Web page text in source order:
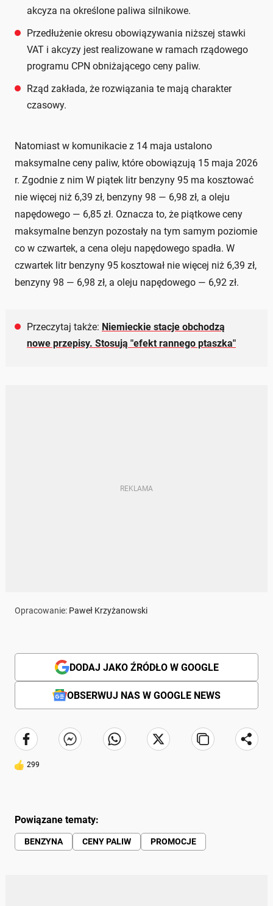
akcyza na określone paliwa silnikowe.
Przedłużenie okresu obowiązywania niższej stawki
VAT i akcyzy jest realizowane w ramach rządowego
programu CPN obniżającego ceny paliw.
Rząd zakłada, że rozwiązania te mają charakter
czasowy.
Natomiast w komunikacie z 14 maja ustalono
maksymalne ceny paliw, które obowiązują 15 maja 2026
r. Zgodnie z nim W piątek litr benzyny 95 ma kosztować
nie więcej niż 6,39 zł, benzyny 98 — 6,98 zł, a oleju
napędowego — 6,85 zł. Oznacza to, że piątkowe ceny
maksymalne benzyn pozostały na tym samym poziomie
co w czwartek, a cena oleju napędowego spadła. W
czwartek litr benzyny 95 kosztował nie więcej niż 6,39 zł,
benzyny 98 — 6,98 zł, a oleju napędowego — 6,92 zł.
Przeczytaj także: Niemieckie stacje obchodzą
nowe przepisy. Stosują "efekt rannego ptaszka"
Opracowanie: Paweł Krzyżanowski
DODAJ JAKO ŹRÓDŁO W GOOGLE
OBSERWUJ NAS W GOOGLE NEWS
299
Powiązane tematy:
BENZYNA CENY PALIW PROMOCJE